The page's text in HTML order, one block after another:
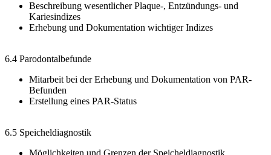
Beschreibung wesentlicher Plaque-, Entzündungs- und
Kariesindizes
Erhebung und Dokumentation wichtiger Indizes
6.4 Parodontalbefunde
Mitarbeit bei der Erhebung und Dokumentation von PAR-
Befunden
Erstellung eines PAR-Status
6.5 Speicheldiagnostik